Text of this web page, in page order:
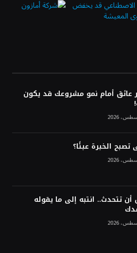
قرب أدنى مستوياته
بشأن الحرب
قد يخفض
المعيشة
عائق أمام نمو مشروعك قد يكون
تصبح الخبرة عبئًا؟
أن تتحدث.. انتبه إلى ما يقوله